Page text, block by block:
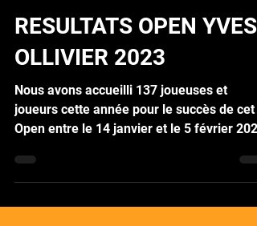
ATL Laigneville
12 févr. 2023
1 min de lecture
RESULTATS OPEN YVES
OLLIVIER 2023
Nous avons accueilli 137 joueuses et
Open entre le 14 janvier et le 5 février 2023
Les...